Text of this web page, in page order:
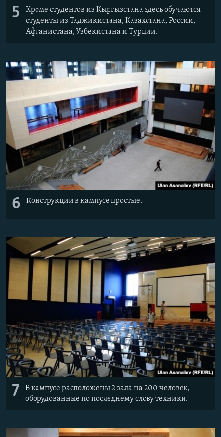
5
Кроме студентов из Кыргызстана здесь обучаются
студенты из Таджикистана, Казахстана, России,
Афганистана, Узбекистана и Турции.
6 Конструкции в кампусе простые.
7
В кампусе расположены 2 зала на 200 человек,
оборудованные по последнему слову техники.